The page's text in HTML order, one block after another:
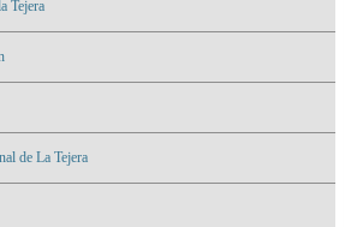
Tejera
de La Tejera